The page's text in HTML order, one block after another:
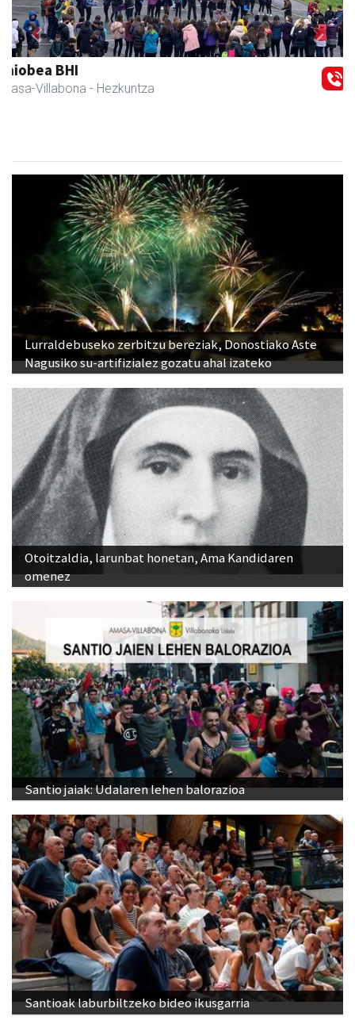
Amasa-Villabonako Udala
Amasa-Villabona - Udaletxeak
Previous Next
Lurraldebuseko zerbitzu bereziak, Donostiako Aste
Nagusiko su-artifizialez gozatu ahal izateko
Otoitzaldia, larunbat honetan, Ama Kandidaren
omenez
Santio jaiak: Udalaren lehen balorazioa
Santioak laburbiltzeko bideo ikusgarria